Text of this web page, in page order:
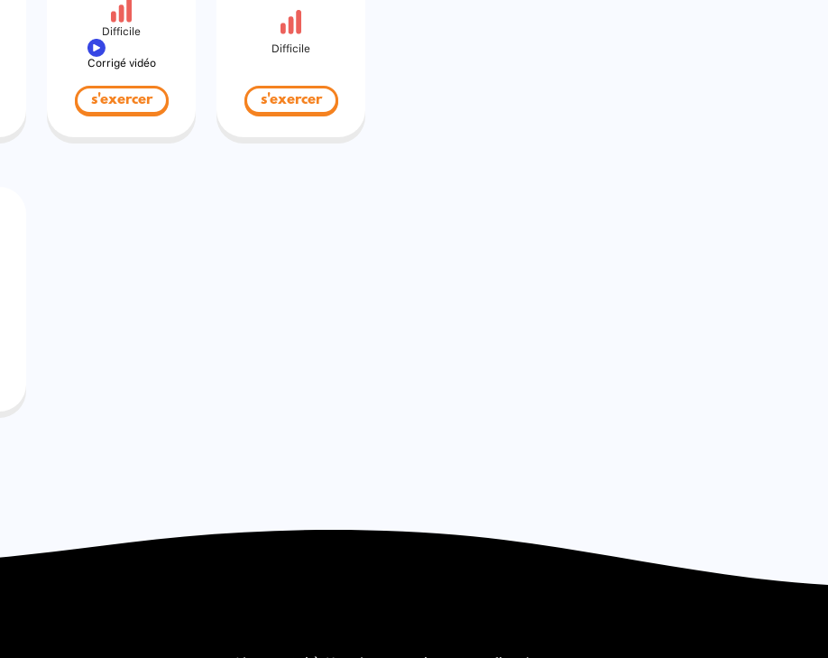
Difficile
Corrigé vidéo
s'exercer
Difficile
s'exercer